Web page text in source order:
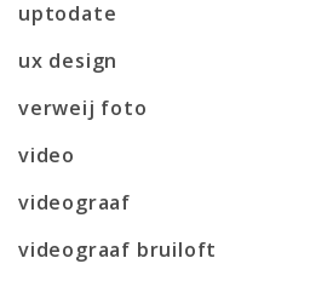
uptodate
ux design
verweij foto
video
videograaf
videograaf bruiloft